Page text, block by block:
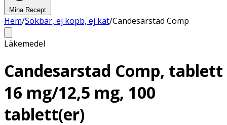
Mina Recept
Hem/Sökbar, ej köpb, ej kat/Candesarstad Comp
Läkemedel
Candesarstad Comp, tablett
16 mg/12,5 mg, 100
tablett(er)